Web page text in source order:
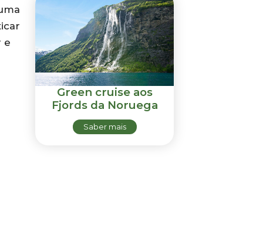
e
Green cruise aos
Fjords da Noruega
Saber mais